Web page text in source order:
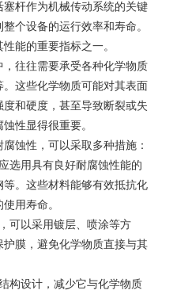
塞杆作为机械传动系统的关键
个设备的运行效率和寿命。
能的重要指标之一。
，往往需要承受各种化学物质
这些化学物质可能对其表面
和硬度，甚至导致断裂或失
性显得很重要。
腐蚀性，可以采取多种措施：
用具有良好耐腐蚀性能的
。这些材料能够有效抵抗化
用寿命。
以采用镀层、喷涂等方
膜，避免化学物质直接与其
设计，减少它与化学物质